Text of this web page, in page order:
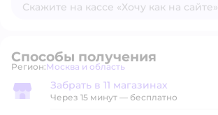
Скажите на кассе «Хочу как на сайте»
Способы получения
Регион: Выбор адреса доставки.
Москва и область
Забрать в магазине
Забрать в 11 магазинах
Через 15 минут — бесплатно